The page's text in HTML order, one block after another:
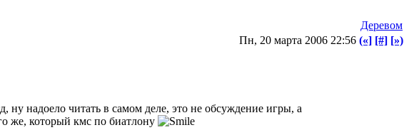
Деревом
Пн, 20 марта 2006 22:56 («] [#] [»)
ну надоело читать в самом деле, это не обсуждение игры, а
же, который кмс по биатлону